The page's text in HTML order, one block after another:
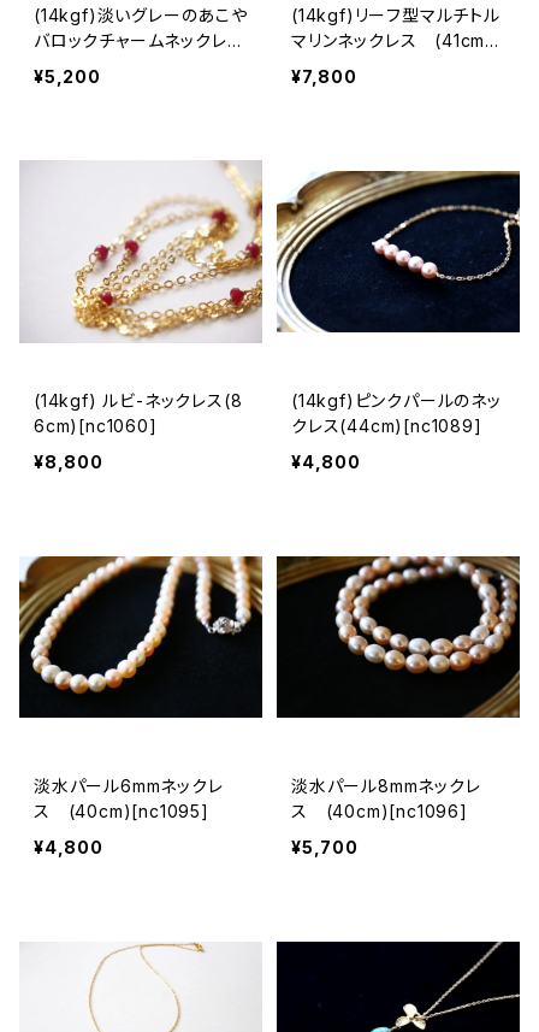
(14kgf)淡いグレーのあこや
バロックチャームネックレス
[nc339]
¥5,200
(14kgf)リーフ型マルチトル
マリンネックレス (41cm)
[nc379]
¥7,800
(14kgf) ルビ-ネックレス(8
6cm)[nc1060]
¥8,800
(14kgf)ピンクパールのネッ
クレス(44cm)[nc1089]
¥4,800
淡水パール6mmネックレ
ス (40cm)[nc1095]
¥4,800
淡水パール8mmネックレ
ス (40cm)[nc1096]
¥5,700